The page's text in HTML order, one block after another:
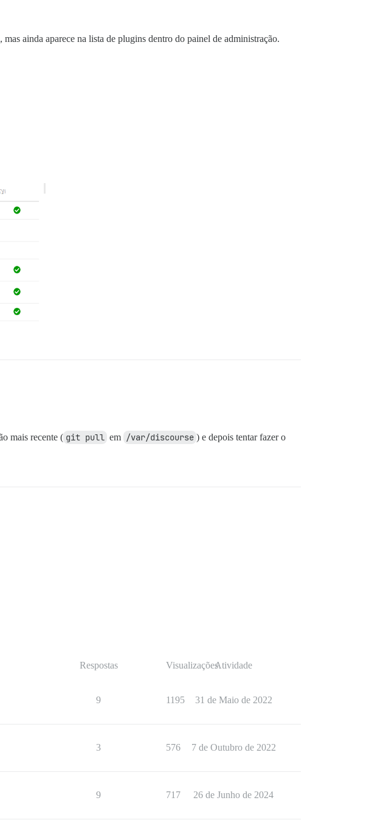
ainda aparece na lista de plugins dentro do painel de administração.
mais recente ( git pull em /var/discourse ) e depois tentar fazer o
Respostas VisualizaçõesAtividade
9 1195 31 de Maio de 2022
3 576 7 de Outubro de 2022
9 717 26 de Junho de 2024